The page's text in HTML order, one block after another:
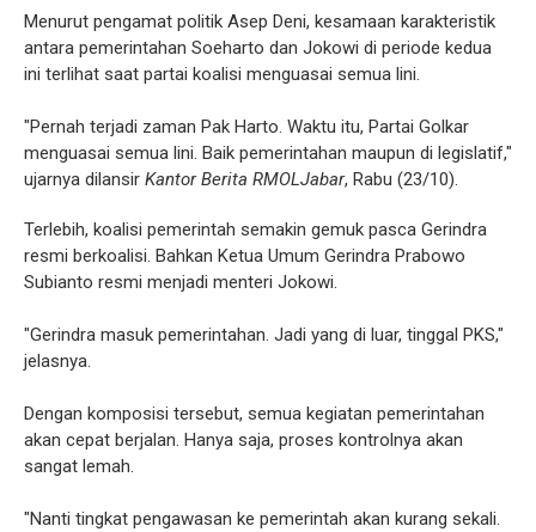
Menurut pengamat politik Asep Deni, kesamaan karakteristik
antara pemerintahan Soeharto dan Jokowi di periode kedua
ini terlihat saat partai koalisi menguasai semua lini.
"Pernah terjadi zaman Pak Harto. Waktu itu, Partai Golkar
menguasai semua lini. Baik pemerintahan maupun di legislatif,"
ujarnya dilansir Kantor Berita RMOLJabar, Rabu (23/10).
Terlebih, koalisi pemerintah semakin gemuk pasca Gerindra
resmi berkoalisi. Bahkan Ketua Umum Gerindra Prabowo
Subianto resmi menjadi menteri Jokowi.
"Gerindra masuk pemerintahan. Jadi yang di luar, tinggal PKS,"
jelasnya.
Dengan komposisi tersebut, semua kegiatan pemerintahan
akan cepat berjalan. Hanya saja, proses kontrolnya akan
sangat lemah.
"Nanti tingkat pengawasan ke pemerintah akan kurang sekali.